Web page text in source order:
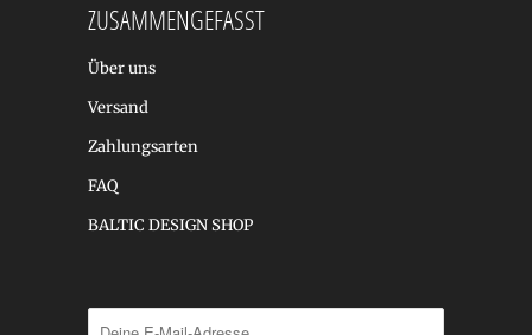
ZUSAMMENGEFASST
Über uns
Versand
Zahlungsarten
FAQ
BALTIC DESIGN SHOP